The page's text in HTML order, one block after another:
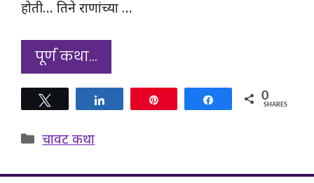
होती… तिने राणांच्या …
पूर्ण कथा…
Share 0
SHARES
Categories
चावट कथा